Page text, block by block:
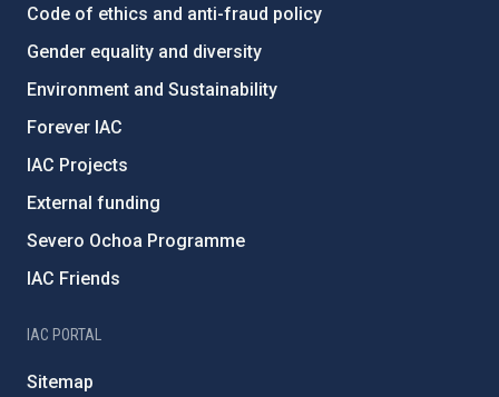
Code of ethics and anti-fraud policy
Gender equality and diversity
Environment and Sustainability
Forever IAC
IAC Projects
External funding
Severo Ochoa Programme
IAC Friends
IAC PORTAL
Sitemap